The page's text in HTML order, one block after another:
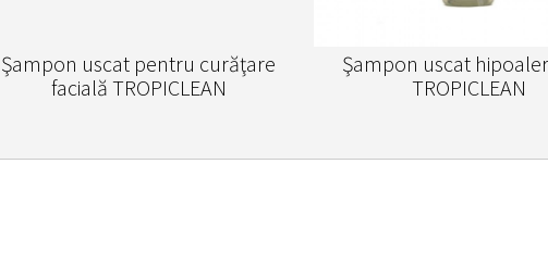
Şampon uscat pentru curăţare
facială TROPICLEAN
Şampon uscat
TROPICLEAN